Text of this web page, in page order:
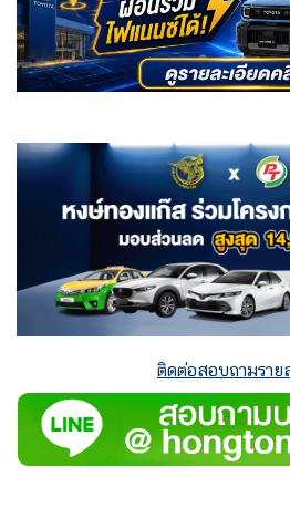
ติดต่อสอบถามราย